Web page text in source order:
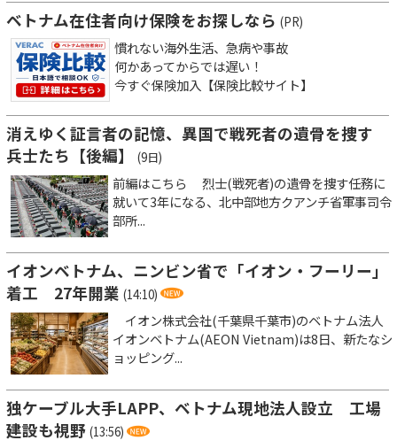
ベトナム在住者向け保険をお探しなら (PR)
慣れない海外生活、急病や事故
何かあってからでは遅い！
今すぐ保険加入【保険比較サイト】
消えゆく証言者の記憶、異国で戦死者の遺骨を捜す
兵士たち【後編】
(9日)
前編はこちら 烈士(戦死者)の遺骨を捜す任務に
就いて3年になる、北中部地方クアンチ省軍事司令
部所...
イオンベトナム、ニンビン省で「イオン・フーリー」
着工 27年開業 (14:10)
イオン株式会社(千葉県千葉市)のベトナム法人
イオンベトナム(AEON Vietnam)は8日、新たなシ
ョッピング...
独ケーブル大手LAPP、ベトナム現地法人設立 工場
建設も視野 (13:56)